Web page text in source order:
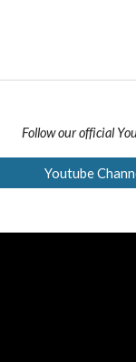
Follow our official
Youtube